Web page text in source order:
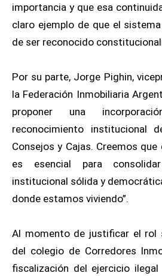
importancia y que esa
claro ejemplo de que el
de ser reconocido
Por su parte, Jorge Pighin,
la Federación Inmobiliaria
proponer una
reconocimiento institucional
Consejos y Cajas. Creemos
es esencial para
institucional sólida y
donde estamos viviendo”.
Al momento de justificar el rol
del colegio de Corredores
fiscalización del ejercicio